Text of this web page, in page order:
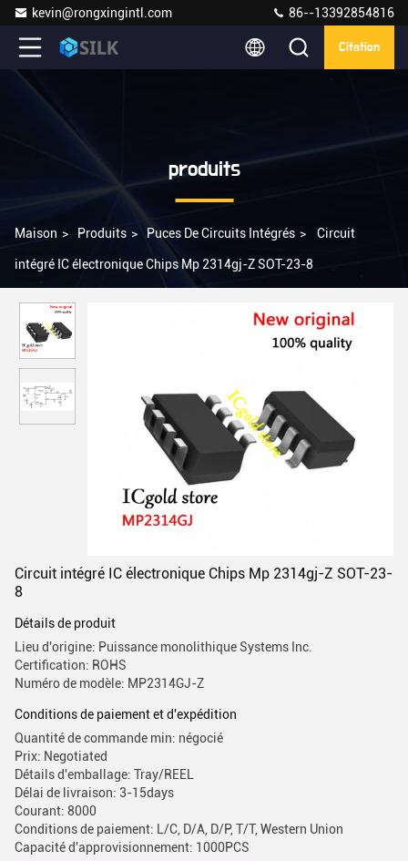
kevin@rongxingintl.com 86--13392854816
Citation
produits
Maison > Produits > Puces De Circuits Intégrés > Circuit
intégré IC électronique Chips Mp 2314gj-Z SOT-23-8
Circuit intégré IC électronique Chips Mp 2314gj-Z SOT-23-
8
Détails de produit
Lieu d'origine: Puissance monolithique Systems Inc.
Certification: ROHS
Numéro de modèle: MP2314GJ-Z
Conditions de paiement et d'expédition
Quantité de commande min: négocié
Prix: Negotiated
Détails d'emballage: Tray/REEL
Délai de livraison: 3-15days
Courant: 8000
Conditions de paiement: L/C, D/A, D/P, T/T, Western Union
Capacité d'approvisionnement: 1000PCS